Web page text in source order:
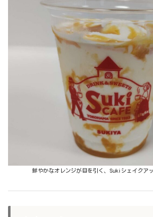
鮮やかなオレンジが目を引く、Sukiシェイクア